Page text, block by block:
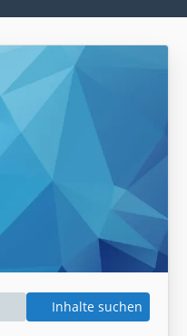
Inhalte suchen